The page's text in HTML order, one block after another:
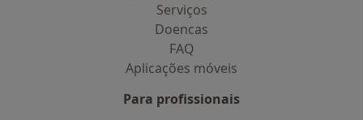
Serviços
Doencas
FAQ
Aplicações móveis
Para profissionais